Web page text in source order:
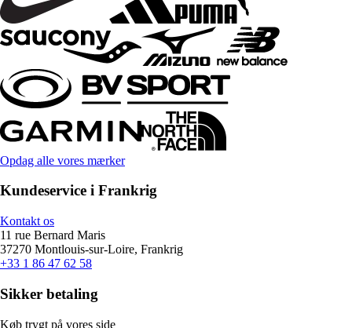
Opdag alle vores mærker
Kundeservice i Frankrig
Kontakt os
11 rue Bernard Maris
37270 Montlouis-sur-Loire, Frankrig
+33 1 86 47 62 58
Sikker betaling
Køb trygt på vores side